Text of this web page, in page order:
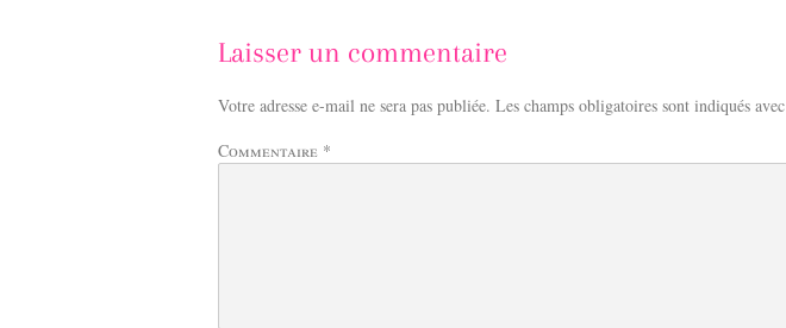
Laisser un commentaire
Votre adresse e-mail ne sera pas publiée. Les champs obligatoires sont indiqués avec
Commentaire *